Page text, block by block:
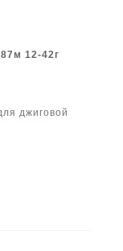
12-42г
джиговой